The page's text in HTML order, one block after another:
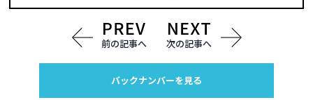
前の記事へ 次の記事へ
バックナンバーを見る